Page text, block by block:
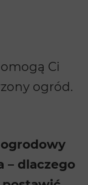
Ci
ogród.
– dlaczego